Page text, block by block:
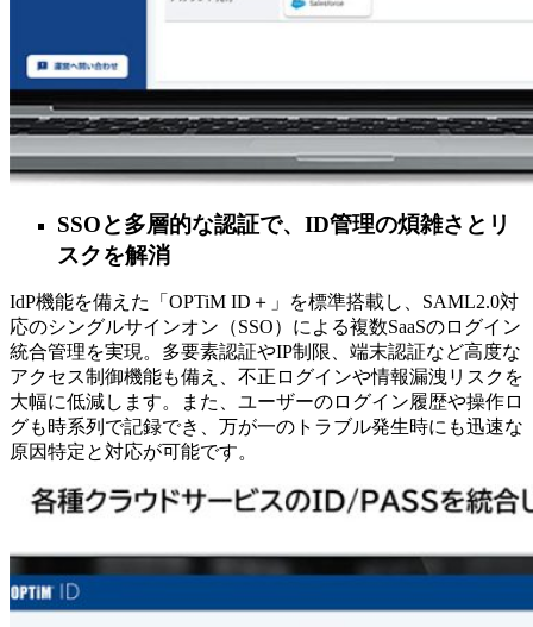
SSOと多層的な認証で、ID管理の煩雑さとリ
スクを解消
IdP機能を備えた「OPTiM ID＋」を標準搭載し、SAML2.0対
応のシングルサインオン（SSO）による複数SaaSのログイン
統合管理を実現。多要素認証やIP制限、端末認証など高度な
アクセス制御機能も備え、不正ログインや情報漏洩リスクを
大幅に低減します。また、ユーザーのログイン履歴や操作ロ
グも時系列で記録でき、万が一のトラブル発生時にも迅速な
原因特定と対応が可能です。